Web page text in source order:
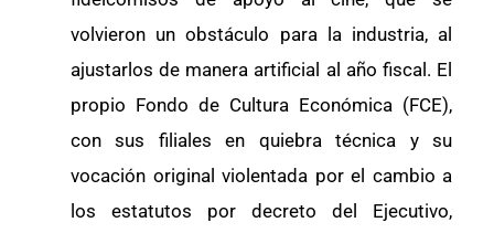
volvieron un obstáculo para la industria, al
ajustarlos de manera artificial al año fiscal. El
propio Fondo de Cultura Económica (FCE),
con sus filiales en quiebra técnica y su
vocación original violentada por el cambio a
los estatutos por decreto del Ejecutivo,